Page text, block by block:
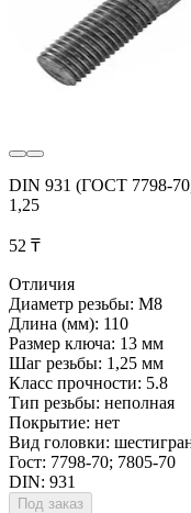
DIN 931 (ГОСТ 7798-
1,25
52 ₸
Отличия
Диаметр резьбы: М8
Длина (мм): 110
Размер ключа: 13 мм
Шаг резьбы: 1,25 мм
Класс прочности: 5.8
Тип резьбы: неполная
Покрытие: нет
Вид головки:
Гост: 7798-70; 7805-70
DIN: 931
Под заказ